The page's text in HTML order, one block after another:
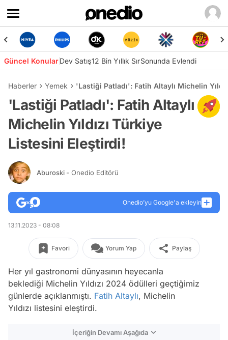
Güncel KonularDev Satış12 Bin Yıllık SırSonunda Evlendi
Haberler Yemek 'Lastiği Patladı': Fatih Altaylı Michelin
'Lastiği Patladı': Fatih Altaylı
Michelin Yıldızı Türkiye
Listesini Eleştirdi!
Aburoski - Onedio Editörü
Onedio’yu Google'a ekleyin
13.11.2023 - 08:08
Favori Yorum Yap Paylaş
Her yıl gastronomi dünyasının heyecanla
beklediği Michelin Yıldızı 2024 ödülleri geçtiğimiz
günlerde açıklanmıştı. Fatih Altaylı, Michelin
Yıldızı listesini eleştirdi.
İçeriğin Devamı Aşağıda